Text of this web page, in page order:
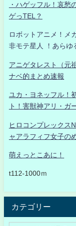
・ハゲッフル！哀愁
ゲっTEL？
ロボットアニメ！メ
非モテ星人 ！あらゆ
アニゲタレスト（元
ナベ的まとめ速報
ユカ・ヨネッフル！
ト！害獣神アリ・ガ
ヒロコンプレックス
ャアラフィフ女子の
萌えっとこあに！
t112-1000ｍ
カテゴリー